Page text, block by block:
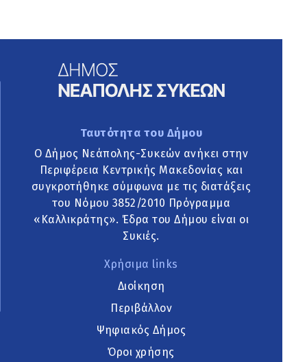
Ταυτότητα του Δήμου
Ο Δήμος Νεάπολης-Συκεών ανήκει στην
Περιφέρεια Κεντρικής Μακεδονίας και
συγκροτήθηκε σύμφωνα με τις διατάξεις
του Νόμου 3852/2010 Πρόγραμμα
«Καλλικράτης». Έδρα του Δήμου είναι οι
Συκιές.
Χρήσιμα links
Διοίκηση
Περιβάλλον
Ψηφιακός Δήμος
Όροι χρήσης